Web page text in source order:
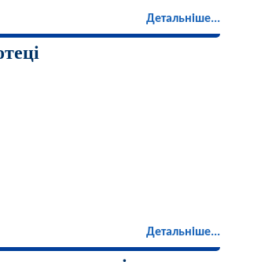
Детальніше...
Детальніше...